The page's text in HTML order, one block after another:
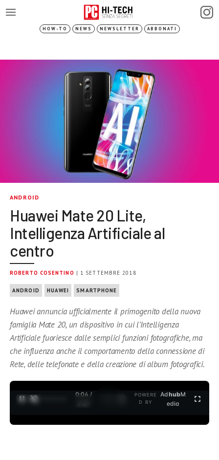
HOW-TO NEWS NEWSLETTER ABBONATI
ANDROID
Huawei Mate 20 Lite,
Intelligenza Artificiale al
centro
ROBERTO COSENTINO | 1 SETTEMBRE 2018
ANDROID HUAWEI SMARTPHONE
Huawei annuncia ufficialmente il primogenito della nuova
famiglia Mate 20, un dispositivo in cui l’Intelligenza
Artificiale fuoriesce dalle semplici funzioni fotografiche, ma
che influenza anche il comportamento della connessione di
Rete, delle telefonate e della creazione di album fotografici.
0:04 /
3:37
POWERE
D BY
AdhubM
edia